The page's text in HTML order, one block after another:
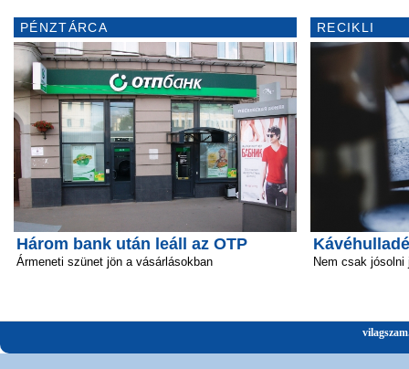
PÉNZTÁRCA
Három bank után leáll az OTP
Ármeneti szünet jön a vásárlásokban
RECIKLI
Nem csak